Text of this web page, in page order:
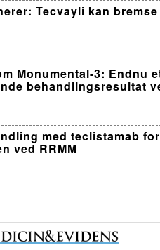
Tecvayli kan
Monumental-3: Endnu
behandlingsresultat
med teclistamab
ved RRMM